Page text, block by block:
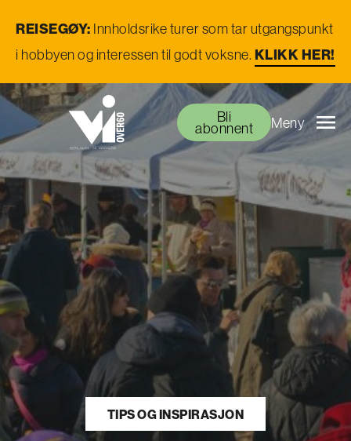
REISEGØY: Innholdsrike turer som tar utgangspunkt
i hobbyen og interessen til godt voksne.KLIKK HER!
Bli
abonnent Meny
TIPS OG INSPIRASJON